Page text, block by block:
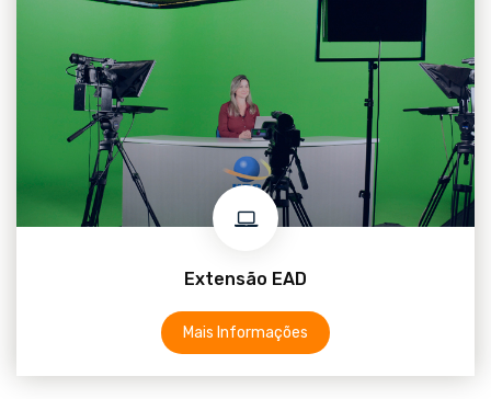
Extensão EAD
Mais Informações